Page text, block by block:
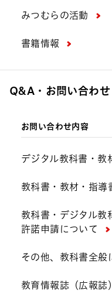
みつむらの活動
書籍情報
Q&A・お問い合わせ
お問い合わせ内容
デジタル教科書・教
教科書・教材・指導
教科書・デジタル教
許諾申請について
その他、教科書全般
教育情報誌（広報誌